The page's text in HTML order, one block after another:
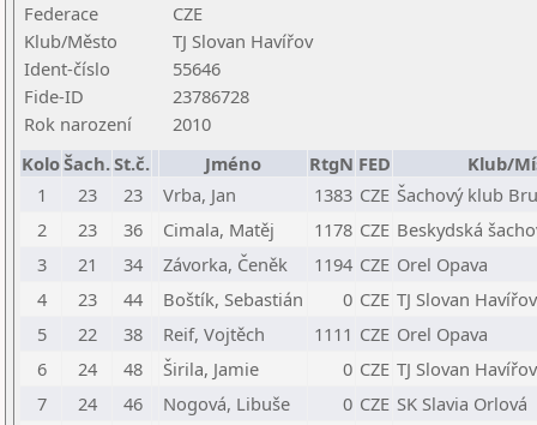
Federace
CZE
Klub/Město
TJ Slovan Havířov
Ident-číslo
55646
Fide-ID
23786728
Rok narození
2010
KoloŠach.St.č. Jméno RtgN FED
Klub/
1
23 23 Vrba, Jan 1383 CZE Šachový klub
2
23 36 Cimala, Matěj 1178 CZE Beskydská
3
21 34 Závorka, Čeněk 1194 CZE Orel Opava
4
23 44 Boštík, Sebastián 0 CZE TJ Slovan Havířov
5
22 38 Reif, Vojtěch 1111 CZE Orel Opava
6
24 48 Širila, Jamie 0 CZE TJ Slovan Havířov
7
24 46 Nogová, Libuše 0 CZE SK Slavia Orlová